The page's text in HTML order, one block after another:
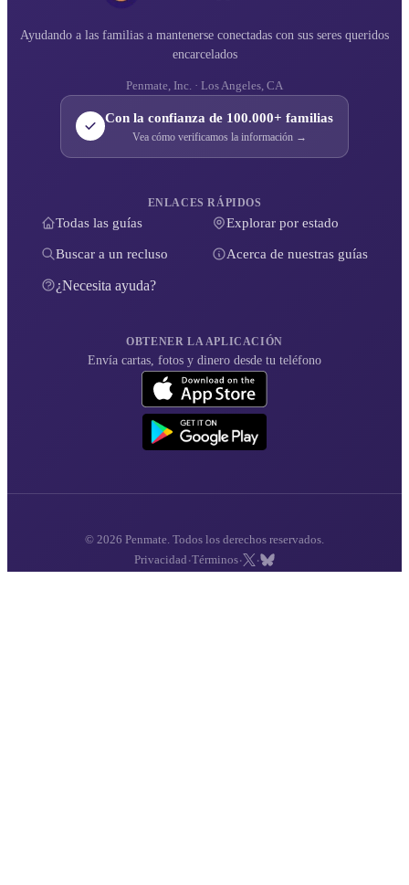
Ayudando a las familias a mantenerse conectadas con sus seres queridos
encarcelados
Penmate, Inc. · Los Angeles, CA
Con la confianza de 100.000+ familias
Vea cómo verificamos la información →
ENLACES RÁPIDOS
Todas las guías Explorar por estado
Buscar a un recluso Acerca de nuestras guías
¿Necesita ayuda?
OBTENER LA APLICACIÓN
Envía cartas, fotos y dinero desde tu teléfono
© 2026 Penmate. Todos los derechos reservados.
Privacidad ·Términos· ·